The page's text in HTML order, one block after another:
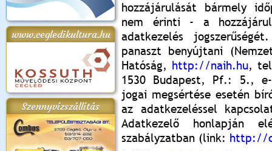
www.cegledikultura.hu
Szennyvízszállítás
hozzájárulását bármely
nem érinti - a
adatkezelés
panaszt benyújtani
Hatóság, http://naih.hu,
1530 Budapest, Pf.: 5.,
jogai megsértése esetén
az adatkezeléssel
Adatkezelő honlapján
szabályzatban (link: http://
2018.
Kossuth Toborzó
Ünnepély
Szent István Ünnepe
és Magyarok
(2017. 08. 20.)
V. Ceglédi Vágta
(2017. 06. 18.)
Laska